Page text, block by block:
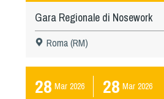
Gara Regionale di Nosework
Roma (RM)
28 Mar 2026 28 Mar 2026